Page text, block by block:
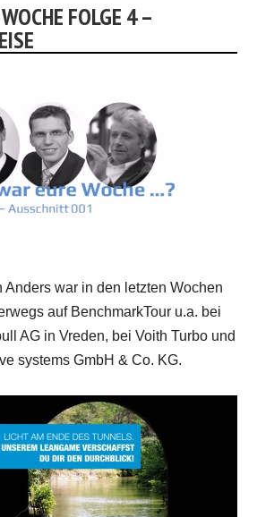
FOLGE 4 –
Anders war in den letzten Wochen
auf BenchmarkTour u.a. bei
AG in Vreden, bei Voith Turbo und
systems GmbH & Co. KG.